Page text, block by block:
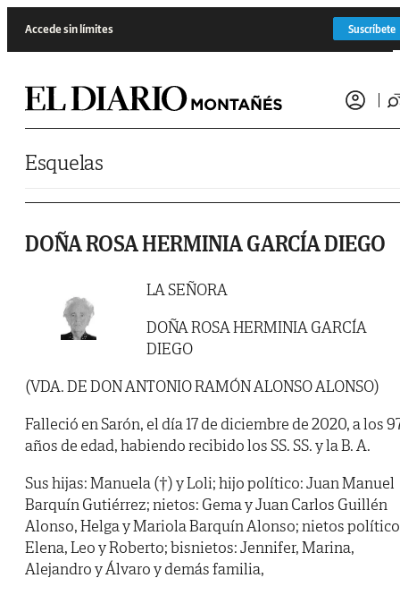
Accede sin límites Suscríbete
Esquelas
DOÑA ROSA HERMINIA GARCÍA DIEGO
LA SEÑORA
DOÑA ROSA HERMINIA GARCÍA
DIEGO
(VDA. DE DON ANTONIO RAMÓN ALONSO ALONSO)
Falleció en Sarón, el día 17 de diciembre de 2020, a los
años de edad, habiendo recibido los SS. SS. y la B. A.
Sus hijas: Manuela (†) y Loli; hijo político: Juan Manuel
Barquín Gutiérrez; nietos: Gema y Juan Carlos Guillén
Alonso, Helga y Mariola Barquín Alonso; nietos
Elena, Leo y Roberto; bisnietos: Jennifer, Marina,
Alejandro y Álvaro y demás familia,